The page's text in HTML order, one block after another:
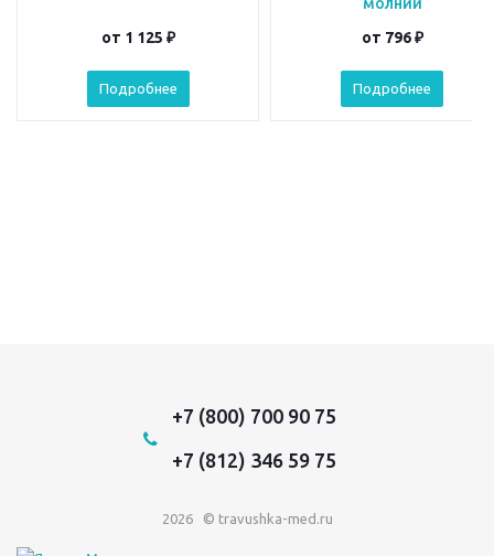
от 1 125 ₽
Подробнее
молнии
от 796 ₽
Подробнее
+7 (800) 700 90 75
+7 (812) 346 59 75
2026 © travushka-med.ru